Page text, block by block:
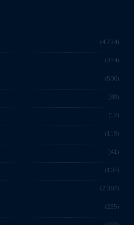
4,734
354
506
89
12
119
41
107
2,387
235